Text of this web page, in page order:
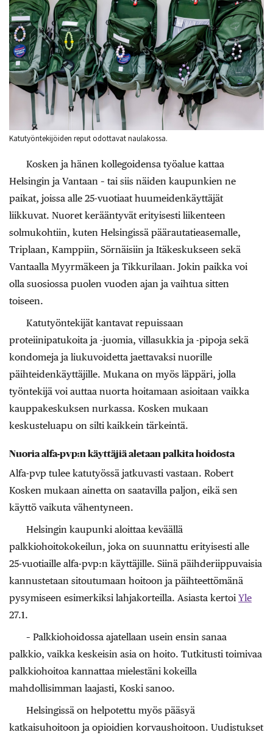
Katutyöntekijöiden reput odottavat naulakossa.
Kosken ja hänen kollegoidensa työalue kattaa
Helsingin ja Vantaan – tai siis näiden kaupunkien ne
paikat, joissa alle 25-vuotiaat huumeidenkäyttäjät
liikkuvat. Nuoret kerääntyvät erityisesti liikenteen
solmukohtiin, kuten Helsingissä päärautatieasemalle,
Triplaan, Kamppiin, Sörnäisiin ja Itäkeskukseen sekä
Vantaalla Myyrmäkeen ja Tikkurilaan. Jokin paikka voi
olla suosiossa puolen vuoden ajan ja vaihtua sitten
toiseen.
Katutyöntekijät kantavat repuissaan
proteiinipatukoita ja -juomia, villasukkia ja -pipoja sekä
kondomeja ja liukuvoidetta jaettavaksi nuorille
päihteidenkäyttäjille. Mukana on myös läppäri, jolla
työntekijä voi auttaa nuorta hoitamaan asioitaan vaikka
kauppakeskuksen nurkassa. Kosken mukaan
keskusteluapu on silti kaikkein tärkeintä.
Nuoria alfa-pvp:n käyttäjiä aletaan palkita hoidosta
Alfa-pvp tulee katutyössä jatkuvasti vastaan. Robert
Kosken mukaan ainetta on saatavilla paljon, eikä sen
käyttö vaikuta vähentyneen.
Helsingin kaupunki aloittaa keväällä
palkkiohoitokokeilun, joka on suunnattu erityisesti alle
25-vuotiaille alfa-pvp:n käyttäjille. Siinä päihderiippuvaisia
kannustetaan sitoutumaan hoitoon ja päihteettömänä
pysymiseen esimerkiksi lahjakorteilla. Asiasta kertoi Yle
27.1.
– Palkkiohoidossa ajatellaan usein ensin sanaa
palkkio, vaikka keskeisin asia on hoito. Tutkitusti toimivaa
palkkiohoitoa kannattaa mielestäni kokeilla
mahdollisimman laajasti, Koski sanoo.
Helsingissä on helpotettu myös pääsyä
katkaisuhoitoon ja opioidien korvaushoitoon. Uudistukset